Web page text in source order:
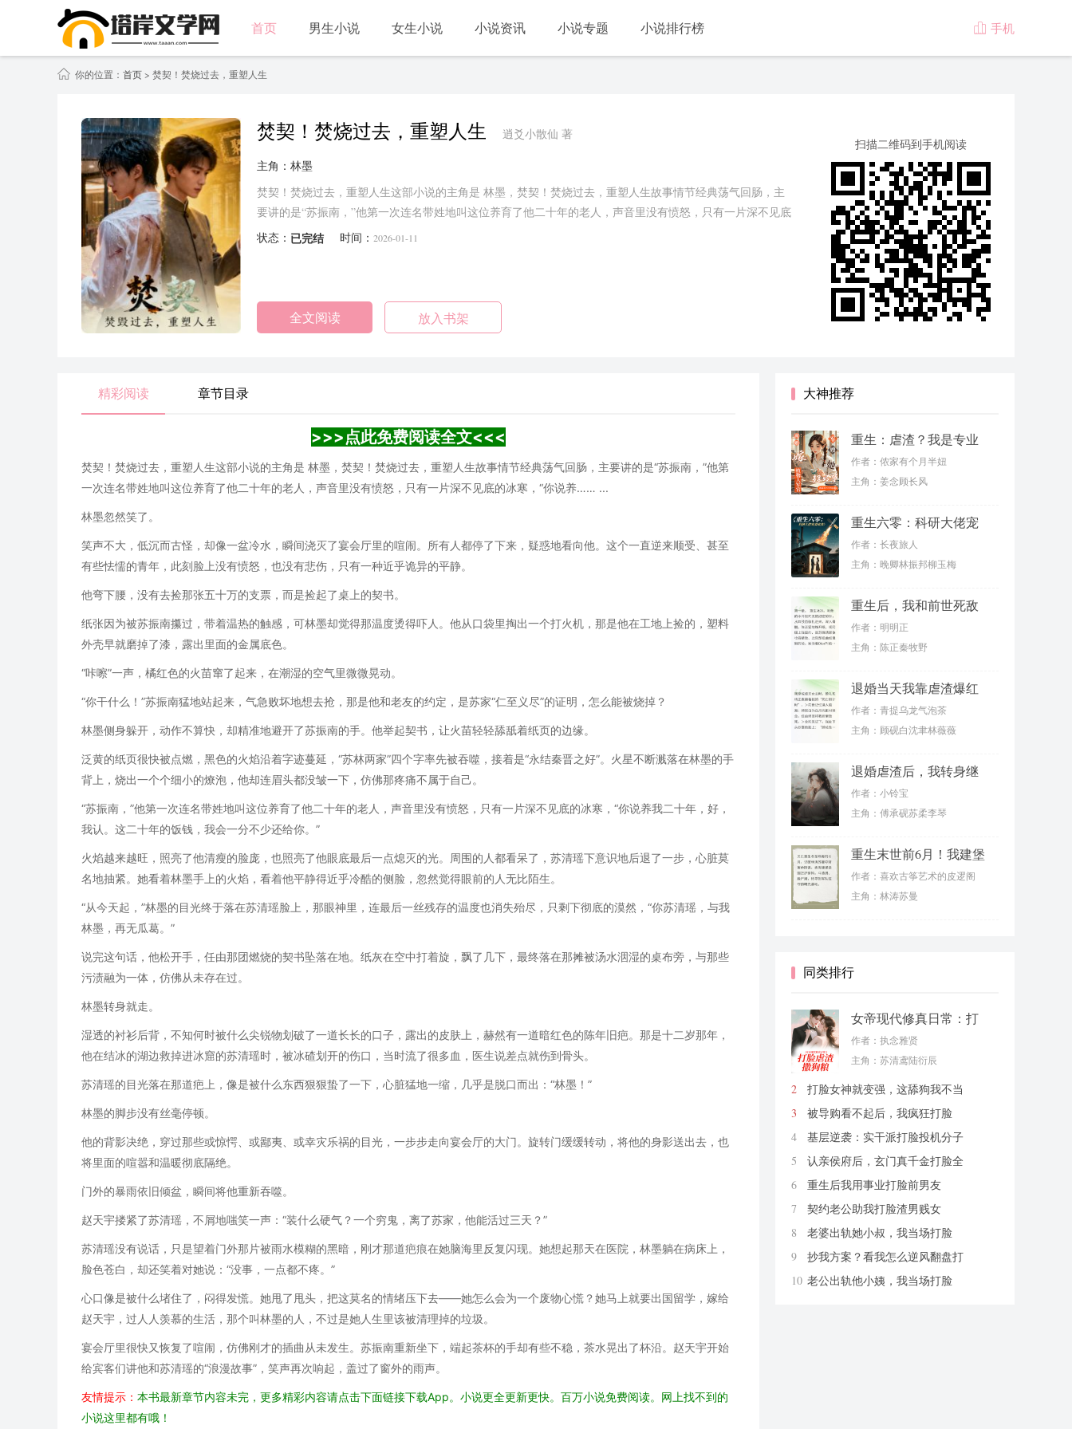
首页 男生小说 女生小说 小说资讯 小说专题 小说排行榜  手机
你的位置： 首页> 焚契！焚烧过去，重塑人生
焚契！焚烧过去，重塑人生 逍爻小散仙 著
主角：林墨
焚契！焚烧过去，重塑人生这部小说的主角是 林墨，焚契！焚烧过去，重塑人生故事情节经典荡气回肠，主
要讲的是“苏振南，”他第一次连名带姓地叫这位养育了他二十年的老人，声音里没有愤怒，只有一片深不见底
的冰寒，“你说养……...
状态： 已完结 时间： 2026-01-11
全文阅读 放入书架
扫描二维码到手机阅读
精彩阅读 章节目录
>>>点此免费阅读全文<<<
焚契！焚烧过去，重塑人生这部小说的主角是 林墨，焚契！焚烧过去，重塑人生故事情节经典荡气回肠，主要讲的是“苏振南，”他第
一次连名带姓地叫这位养育了他二十年的老人，声音里没有愤怒，只有一片深不见底的冰寒，“你说养…… ...
林墨忽然笑了。
笑声不大，低沉而古怪，却像一盆冷水，瞬间浇灭了宴会厅里的喧闹。所有人都停了下来，疑惑地看向他。这个一直逆来顺受、甚至
有些怯懦的青年，此刻脸上没有愤怒，也没有悲伤，只有一种近乎诡异的平静。
他弯下腰，没有去捡那张五十万的支票，而是捡起了桌上的契书。
纸张因为被苏振南攥过，带着温热的触感，可林墨却觉得那温度烫得吓人。他从口袋里掏出一个打火机，那是他在工地上捡的，塑料
外壳早就磨掉了漆，露出里面的金属底色。
“咔嚓”一声，橘红色的火苗窜了起来，在潮湿的空气里微微晃动。
“你干什么！”苏振南猛地站起来，气急败坏地想去抢，那是他和老友的约定，是苏家“仁至义尽”的证明，怎么能被烧掉？
林墨侧身躲开，动作不算快，却精准地避开了苏振南的手。他举起契书，让火苗轻轻舔舐着纸页的边缘。
泛黄的纸页很快被点燃，黑色的火焰沿着字迹蔓延，“苏林两家”四个字率先被吞噬，接着是“永结秦晋之好”。火星不断溅落在林墨的手
背上，烧出一个个细小的燎泡，他却连眉头都没皱一下，仿佛那疼痛不属于自己。
“苏振南，”他第一次连名带姓地叫这位养育了他二十年的老人，声音里没有愤怒，只有一片深不见底的冰寒，“你说养我二十年，好，
我认。这二十年的饭钱，我会一分不少还给你。”
火焰越来越旺，照亮了他清瘦的脸庞，也照亮了他眼底最后一点熄灭的光。周围的人都看呆了，苏清瑶下意识地后退了一步，心脏莫
名地抽紧。她看着林墨手上的火焰，看着他平静得近乎冷酷的侧脸，忽然觉得眼前的人无比陌生。
“从今天起，”林墨的目光终于落在苏清瑶脸上，那眼神里，连最后一丝残存的温度也消失殆尽，只剩下彻底的漠然，“你苏清瑶，与我
林墨，再无瓜葛。”
说完这句话，他松开手，任由那团燃烧的契书坠落在地。纸灰在空中打着旋，飘了几下，最终落在那摊被汤水洇湿的桌布旁，与那些
污渍融为一体，仿佛从未存在过。
林墨转身就走。
湿透的衬衫后背，不知何时被什么尖锐物划破了一道长长的口子，露出的皮肤上，赫然有一道暗红色的陈年旧疤。那是十二岁那年，
他在结冰的湖边救掉进冰窟的苏清瑶时，被冰碴划开的伤口，当时流了很多血，医生说差点就伤到骨头。
苏清瑶的目光落在那道疤上，像是被什么东西狠狠蛰了一下，心脏猛地一缩，几乎是脱口而出：“林墨！”
林墨的脚步没有丝毫停顿。
他的背影决绝，穿过那些或惊愕、或鄙夷、或幸灾乐祸的目光，一步步走向宴会厅的大门。旋转门缓缓转动，将他的身影送出去，也
将里面的喧嚣和温暖彻底隔绝。
门外的暴雨依旧倾盆，瞬间将他重新吞噬。
赵天宇搂紧了苏清瑶，不屑地嗤笑一声：“装什么硬气？一个穷鬼，离了苏家，他能活过三天？”
苏清瑶没有说话，只是望着门外那片被雨水模糊的黑暗，刚才那道疤痕在她脑海里反复闪现。她想起那天在医院，林墨躺在病床上，
脸色苍白，却还笑着对她说：“没事，一点都不疼。”
心口像是被什么堵住了，闷得发慌。她甩了甩头，把这莫名的情绪压下去——她怎么会为一个废物心慌？她马上就要出国留学，嫁给
赵天宇，过人人羡慕的生活，那个叫林墨的人，不过是她人生里该被清理掉的垃圾。
宴会厅里很快又恢复了喧闹，仿佛刚才的插曲从未发生。苏振南重新坐下，端起茶杯的手却有些不稳，茶水晃出了杯沿。赵天宇开始
给宾客们讲他和苏清瑶的“浪漫故事”，笑声再次响起，盖过了窗外的雨声。
友情提示： 本书最新章节内容未完，更多精彩内容请点击下面链接下载App。小说更全更新更快。百万小说免费阅读。网上找不到的
小说这里都有哦！
大神推荐
重生：虐渣？我是专业
的
作者：侬家有个月半妞
主角：姜念顾长风
重生六零：科研大佬宠
妻虐渣
作者：长夜旅人
主角：晚卿林振邦柳玉梅
重生后，我和前世死敌
联手虐渣
作者：明明正
主角：陈正秦牧野
退婚当天我靠虐渣爆红
了
作者：青提乌龙气泡茶
主角：顾砚白沈聿林薇薇
退婚虐渣后，我转身继
承千亿家产
作者：小铃宝
主角：傅承砚苏柔李琴
重生末世前6月！我建堡
垒虐渣男
作者：喜欢古筝艺术的皮逻阁
主角：林涛苏曼
同类排行
女帝现代修真日常：打
脸虐渣撒狗粮
作者：执念雅贤
主角：苏清鸢陆衍辰
2
打脸女神就变强，这舔狗我不当
了
爱你老ma
3 被导购看不起后，我疯狂打脸
柚紫汁
4 基层逆袭：实干派打脸投机分子
炭烤切糕
5
认亲侯府后，玄门真千金打脸全
京城
烟幼
6 重生后我用事业打脸前男友
财神爷保佑我发大财哦
7 契约老公助我打脸渣男贱女
无花带雨
8 老婆出轨她小叔，我当场打脸
匿名
9
抄我方案？看我怎么逆风翻盘打
脸
思远方圆
10 老公出轨他小姨，我当场打脸